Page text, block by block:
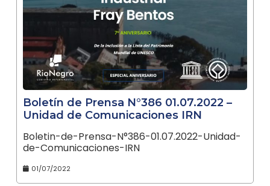
Boletín de Prensa N°386 01.07.2022 –
Unidad de Comunicaciones IRN
Boletin-de-Prensa-N°386-01.07.2022-Unidad-
de-Comunicaciones-IRN
01/07/2022